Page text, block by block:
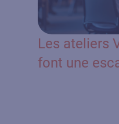
Les ateliers
font une